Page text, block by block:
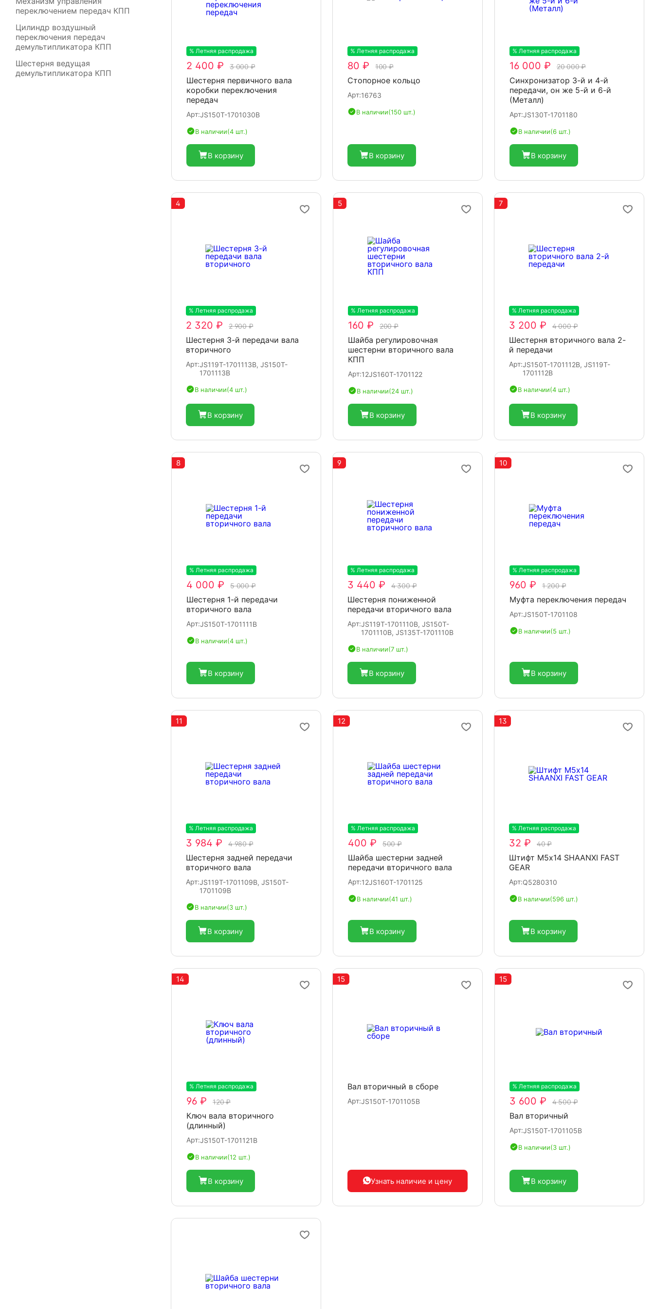
переключением передач КПП
Цилиндр воздушный
переключения передач
демультипликатора КПП
Шестерня ведущая
демультипликатора КПП
% Летняя распродажа
2 400 ₽ 3 000 ₽
Шестерня первичного вала
коробки переключения
передач
Арт:JS150T-1701030B
В наличии(4 шт.)
В корзину
% Летняя распродажа
80 ₽ 100 ₽
Стопорное кольцо
Арт:16763
В наличии(150 шт.)
В корзину
% Летняя распродажа
16 000 ₽ 20 000 ₽
Синхронизатор 3-й и 4-й
передачи, он же 5-й и 6-й
(Металл)
Арт:JS130T-1701180
В наличии(6 шт.)
В корзину
4
% Летняя распродажа
2 320 ₽ 2 900 ₽
Шестерня 3-й передачи вала
вторичного
Арт:JS119T-1701113B, JS150T-
1701113B
В наличии(4 шт.)
В корзину
5
% Летняя распродажа
160 ₽ 200 ₽
Шайба регулировочная
шестерни вторичного вала
КПП
Арт:12JS160T-1701122
В наличии(24 шт.)
В корзину
7
% Летняя распродажа
3 200 ₽ 4 000 ₽
Шестерня вторичного вала 2-
й передачи
Арт:JS150T-1701112B, JS119T-
1701112B
В наличии(4 шт.)
В корзину
8
% Летняя распродажа
4 000 ₽ 5 000 ₽
Шестерня 1-й передачи
вторичного вала
Арт:JS150T-1701111B
В наличии(4 шт.)
В корзину
9
% Летняя распродажа
3 440 ₽ 4 300 ₽
Шестерня пониженной
передачи вторичного вала
Арт:JS119T-1701110B, JS150T-
1701110B, JS135T-1701110B
В наличии(7 шт.)
В корзину
10
% Летняя распродажа
960 ₽ 1 200 ₽
Муфта переключения передач
Арт:JS150T-1701108
В наличии(5 шт.)
В корзину
11
% Летняя распродажа
3 984 ₽ 4 980 ₽
Шестерня задней передачи
вторичного вала
Арт:JS119T-1701109B, JS150T-
1701109B
В наличии(3 шт.)
В корзину
12
% Летняя распродажа
400 ₽ 500 ₽
Шайба шестерни задней
передачи вторичного вала
Арт:12JS160T-1701125
В наличии(41 шт.)
В корзину
13
% Летняя распродажа
32 ₽ 40 ₽
Штифт М5х14 SHAANXI FAST
GEAR
Арт:Q5280310
В наличии(596 шт.)
В корзину
14
% Летняя распродажа
96 ₽ 120 ₽
Ключ вала вторичного
(длинный)
Арт:JS150T-1701121B
В наличии(12 шт.)
В корзину
15
Вал вторичный в сборе
Арт:JS150T-1701105B
Узнать наличие и цену
15
% Летняя распродажа
3 600 ₽ 4 500 ₽
Вал вторичный
Арт:JS150T-1701105B
В наличии(3 шт.)
В корзину